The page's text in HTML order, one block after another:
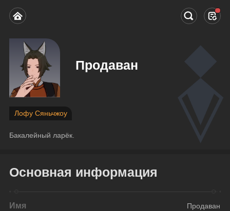
Продаван
Лофу Сяньчжоу
Бакалейный ларёк.
Основная информация
Имя Продаван